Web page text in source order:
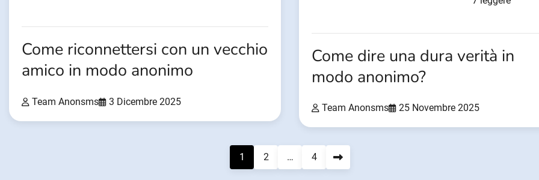
Come riconnettersi con un vecchio
amico in modo anonimo
Team Anonsms 3 Dicembre 2025
Come dire una dura verità in
modo anonimo?
Team Anonsms 25 Novembre 2025
1 2 … 4